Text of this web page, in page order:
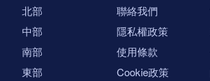
北部
中部
南部
東部
聯絡我們
隱私權政策
使用條款
Cookie政策